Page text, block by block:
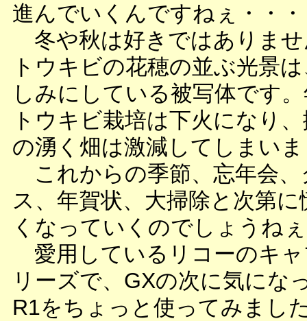
進んでいくんですねぇ・・・
冬や秋は好きではありま
トウキビの花穂の並ぶ光景
しみにしている被写体です
トウキビ栽培は下火になり
の湧く畑は激減してしまい
これからの季節、忘年会、
ス、年賀状、大掃除と次第
くなっていくのでしょうね
愛用しているリコーのキ
リーズで、GXの次に気にな
R1をちょっと使ってみまし